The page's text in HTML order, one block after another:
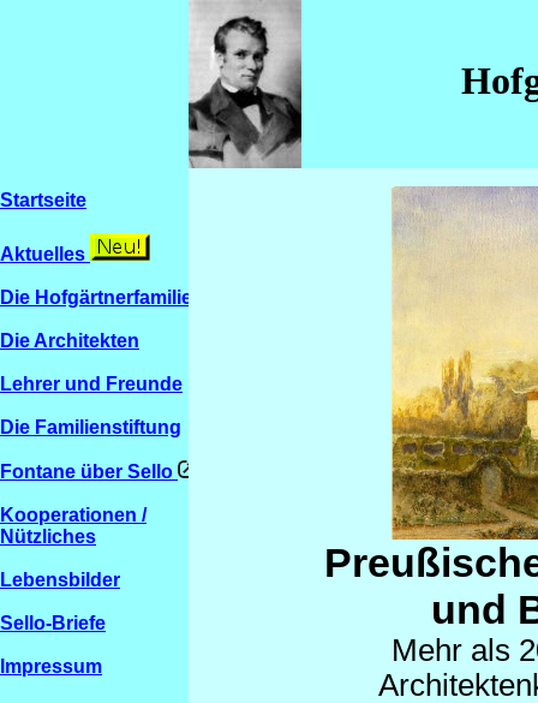
Startseite
Aktuelles
Die Hofgärtnerfamilien
Die Architekten
Lehrer und Freunde
Die Familienstiftung
Fontane über Sello
Kooperationen /
Nützliches
Lebensbilder
Sello-Briefe
Impressum
und
Mehr als